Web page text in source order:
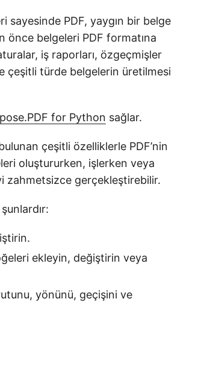
sayesinde PDF, yaygın bir belge
önce belgeleri PDF formatına
iş raporları, özgeçmişler
çeşitli türde belgelerin üretilmesi
for Python sağlar.
çeşitli özelliklerle PDF’nin
oluştururken, işlerken veya
zahmetsizce gerçekleştirebilir.
ekleyin, değiştirin veya
yönünü, geçişini ve